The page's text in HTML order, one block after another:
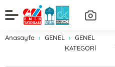
Anasayfa GENEL
GENEL
KATEGORİ